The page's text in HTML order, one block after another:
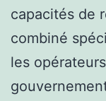
capacités de
combiné
les